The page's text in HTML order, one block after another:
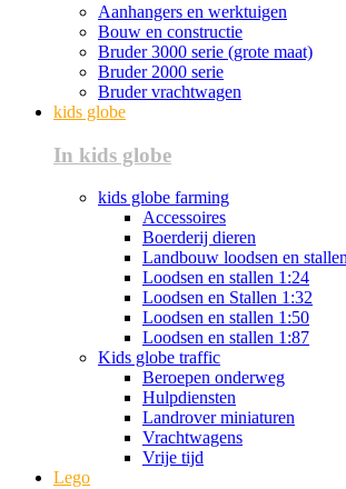
Aanhangers en werktuigen
Bouw en constructie
Bruder 3000 serie (grote maat)
Bruder 2000 serie
Bruder vrachtwagen
kids globe
In kids globe
kids globe farming
Accessoires
Boerderij dieren
Landbouw loodsen en
Loodsen en stallen 1:24
Loodsen en Stallen 1:32
Loodsen en stallen 1:50
Loodsen en stallen 1:87
Kids globe traffic
Beroepen onderweg
Hulpdiensten
Landrover miniaturen
Vrachtwagens
Vrije tijd
Lego